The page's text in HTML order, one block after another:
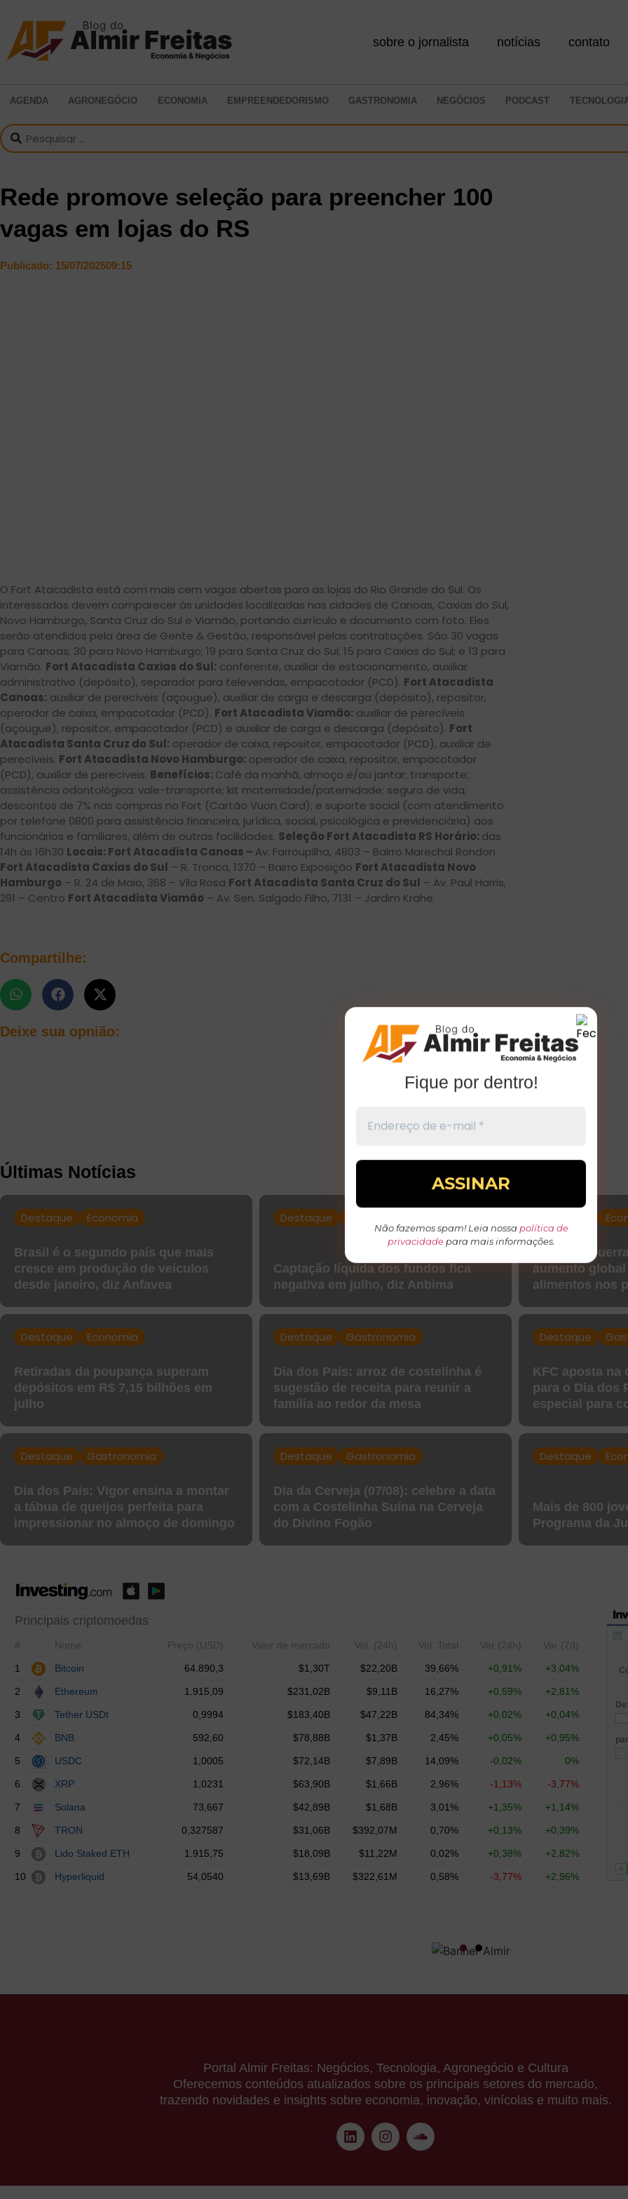
sobre o jornalista notícias contato
AGENDA AGRONEGÓCIO ECONOMIA EMPREENDEDORISMO GASTRONOMIA NEGÓCIOS PODCAST
Rede promove seleção para preencher 100
vagas em lojas do RS
Publicado: 15/07/202509:15
O Fort Atacadista está com mais cem vagas abertas para as lojas do Rio Grande do Sul. Os
interessados devem comparecer às unidades localizadas nas cidades de Canoas, Caxias do Sul,
Novo Hamburgo, Santa Cruz do Sul e Viamão, portando currículo e documento com foto. Eles
serão atendidos pela área de Gente & Gestão, responsável pelas contratações. São 30 vagas
para Canoas; 30 para Novo Hamburgo; 19 para Santa Cruz do Sul; 15 para Caxias do Sul; e 13 para
Viamão. Fort Atacadista Caxias do Sul: conferente, auxiliar de estacionamento, auxiliar
administrativo (depósito), separador para televendas, empacotador (PCD). Fort Atacadista
Canoas: auxiliar de perecíveis (açougue), auxiliar de carga e descarga (depósito), repositor,
operador de caixa, empacotador (PCD). Fort Atacadista Viamão: auxiliar de perecíveis
(açougue), repositor, empacotador (PCD) e auxiliar de carga e descarga (depósito). Fort
Atacadista Santa Cruz do Sul: operador de caixa, repositor, empacotador (PCD), auxiliar de
perecíveis. Fort Atacadista Novo Hamburgo: operador de caixa, repositor, empacotador
(PCD), auxiliar de perecíveis. Benefícios: Café da manhã, almoço e/ou jantar; transporte;
assistência odontológica; vale-transporte; kit maternidade/paternidade; seguro de vida;
descontos de 7% nas compras no Fort (Cartão Vuon Card); e suporte social (com atendimento
por telefone 0800 para assistência financeira, jurídica, social, psicológica e previdenciária) aos
funcionários e familiares, além de outras facilidades. Seleção Fort Atacadista RS Horário: das
14h às 16h30 Locais: Fort Atacadista Canoas – Av. Farroupilha, 4803 – Bairro Marechal Rondon
Fort Atacadista Caxias do Sul – R. Tronca, 1370 – Bairro Exposição Fort Atacadista Novo
Hamburgo – R. 24 de Maio, 368 – Vila Rosa Fort Atacadista Santa Cruz do Sul – Av. Paul Harris,
291 – Centro Fort Atacadista Viamão – Av. Sen. Salgado Filho, 7131 – Jardim Krahe
Fique por dentro!
Não fazemos spam! Leia nossa política de
privacidadepara mais informações.
Compartilhe:
Deixe sua opnião:
Últimas Notícias
Destaque Economia
Brasil é o segundo país que mais
cresce em produção de veículos
desde janeiro, diz Anfavea
Destaque
Captação líquida dos fundos fica
negativa em julho, diz Anbima
El Niño e
aumento
alimentos nos
Destaque Economia
Retiradas da poupança superam
depósitos em R$ 7,15 bilhões em
julho
Destaque Gastronomia
Dia dos Pais: arroz de costelinha é
sugestão de receita para reunir a
família ao redor da mesa
Destaque
KFC aposta na
para o Dia dos
especial para
Destaque Gastronomia
Dia dos Pais: Vigor ensina a montar
a tábua de queijos perfeita para
impressionar no almoço de domingo
Destaque Gastronomia
Dia da Cerveja (07/08): celebre a data
com a Costelinha Suína na Cerveja
do Divino Fogão
Destaque
Mais de 800
Programa da
Portal Almir Freitas: Negócios, Tecnologia, Agronegócio e Cultura
Oferecemos conteúdos atualizados sobre os principais setores do mercado,
trazendo novidades e insights sobre economia, inovação, vinícolas e muito mais.